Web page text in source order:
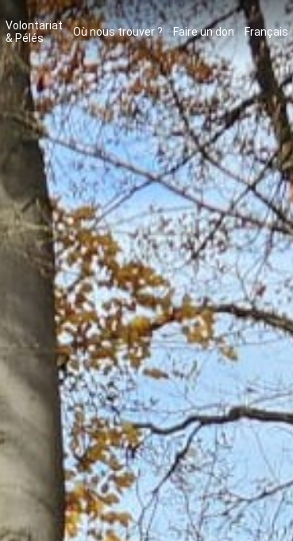
Volontariat
& Pélés
Où nous trouver ? Faire un don Français